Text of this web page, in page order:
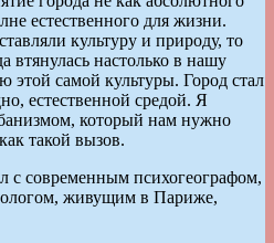
естественного для жизни.
культуру и природу, то
втянулась настолько в нашу
этой самой культуры. Город стал
естественной средой. Я
который нам нужно
такой вызов.
с современным психогеографом,
живущим в Париже,